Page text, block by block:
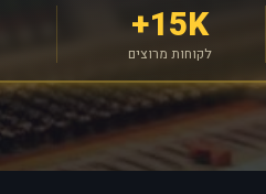
15K+
לקוחות מרוצים